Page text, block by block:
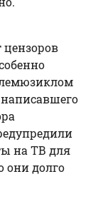
на ТВ для
они долго